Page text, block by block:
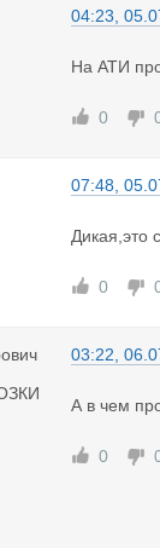
04:23,
На АТИ
0
07:48,
Дикая,это
0
03:22,
А в чем
0